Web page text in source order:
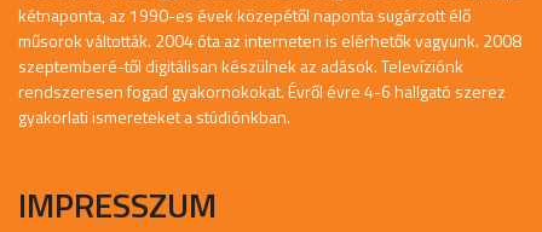
kétnaponta, az 1990-es évek közepétől naponta sugárzott élő
műsorok váltották. 2004 óta az interneten is elérhetők vagyunk. 2008
szeptemberé-től digitálisan készülnek az adások. Televíziónk
rendszeresen fogad gyakornokokat. Évről évre 4-6 hallgató szerez
gyakorlati ismereteket a stúdiónkban.
IMPRESSZUM